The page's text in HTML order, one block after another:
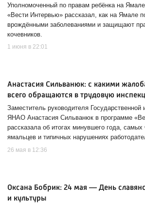
Уполномоченный по правам ребёнка на
«Вести Интервью» рассказал, как на Ямале
врождёнными заболеваниями и защищают
кочевников.
1 июня в 22:01
Анастасия Сильванюк: с какими
всего обращаются в трудовую
Заместитель руководителя Государственной
ЯНАО Анастасия Сильванюк в программе
рассказала об итогах минувшего года,
ямальцев и типичных нарушениях
26 мая в 12:36
Оксана Бобрик: 24 мая — День
и культуры